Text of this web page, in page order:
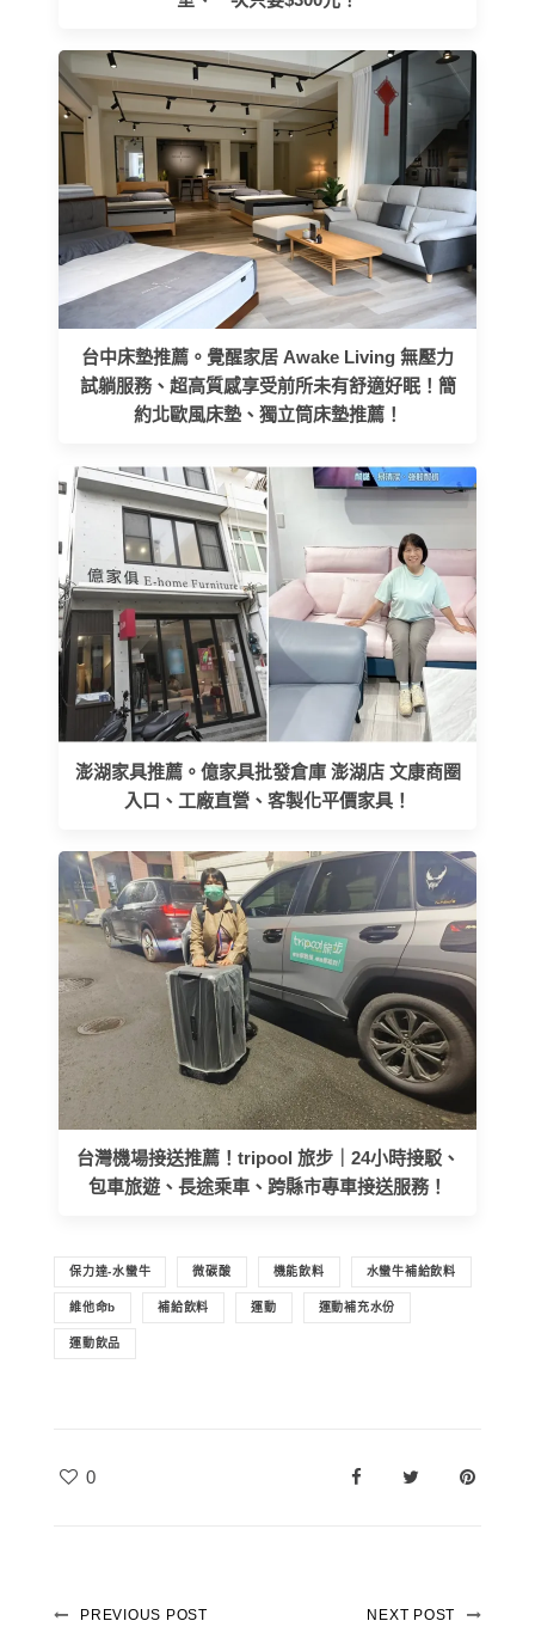
台中床墊推薦。覺醒家居 Awake Living 無壓力
試躺服務、超高質感享受前所未有舒適好眠！簡
約北歐風床墊、獨立筒床墊推薦！
澎湖家具推薦。億家具批發倉庫 澎湖店 文康商圈
入口、工廠直營、客製化平價家具！
台灣機場接送推薦！tripool 旅步｜24小時接駁、
包車旅遊、長途乘車、跨縣市專車接送服務！
保力達-水蠻牛 微碳酸 機能飲料 水蠻牛補給飲料
維他命b 補給飲料 運動 運動補充水份
運動飲品
0
PREVIOUS POST NEXT POST